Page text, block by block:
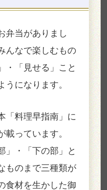
弁当がありまし
んなで楽しむもの
・「見せる」こと
うになります。
「料理早指南」に
載っています。
」・「下の部」と
ものまで三種類が
食材を生かした御